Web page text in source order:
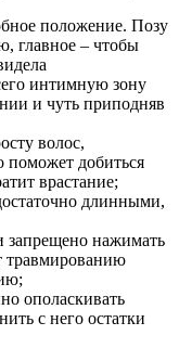
положение. Позу
главное – чтобы
интимную зону
и чуть приподняв
волос,
поможет добиться
врастание;
длинными,
запрещено нажимать
травмированию
ополаскивать
с него остатки